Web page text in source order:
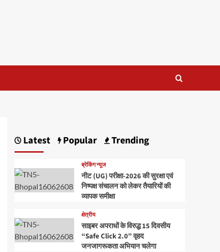
Latest Popular Trending
ब्रेकिंग न्यूज
नीट (UG) परीक्षा-2026 की सुरक्षा एवं
निष्पक्ष संचालन को लेकर तैयारियों की
व्यापक समीक्षा
क्षेत्रीय
साइबर अपराधों के विरुद्ध 15 दिवसीय
“Safe Click 2.0” वृहद
जनजागरूकता अभियान चलेगा